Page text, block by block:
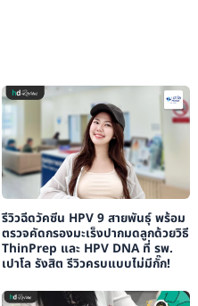
รีวิวฉีดวัคซีน HPV 9 สายพันธุ์ พร้อม
ตรวจคัดกรองมะเร็งปากมดลูกด้วยวิธี
ThinPrep และ HPV DNA ที่ รพ.
เปาโล รังสิต รีวิวครบแบบไม่มีกั๊ก!